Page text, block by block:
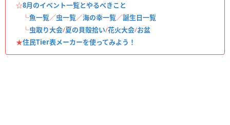
☆8月のイベント一覧とやるべきこと
└魚一覧／虫一覧／海の幸一覧／誕生日一覧
└虫取り大会/夏の貝殻拾い/花火大会/お盆
★住民Tier表メーカーを使ってみよう！